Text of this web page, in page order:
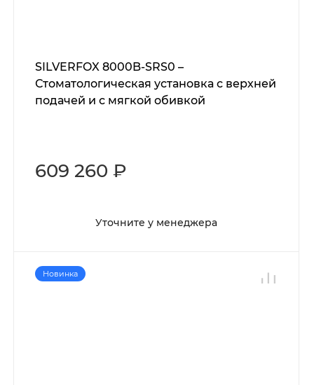
SILVERFOX 8000B-SRS0 –
Стоматологическая установка с верхней
подачей и с мягкой обивкой
609 260 ₽
Уточните у менеджера
Новинка